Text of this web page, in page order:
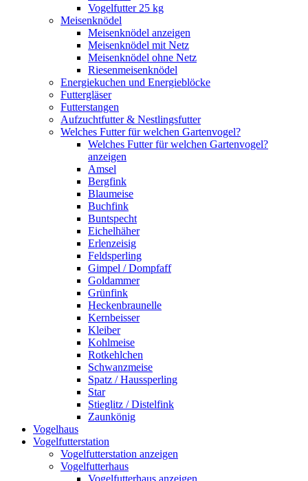
Vogelfutter 25 kg
Meisenknödel
Meisenknödel anzeigen
Meisenknödel mit Netz
Meisenknödel ohne Netz
Riesenmeisenknödel
Energiekuchen und Energieblöcke
Futtergläser
Futterstangen
Aufzuchtfutter & Nestlingsfutter
Welches Futter für welchen Gartenvogel?
Welches Futter für welchen Gartenvogel?
anzeigen
Amsel
Bergfink
Blaumeise
Buchfink
Buntspecht
Eichelhäher
Erlenzeisig
Feldsperling
Gimpel / Dompfaff
Goldammer
Grünfink
Heckenbraunelle
Kernbeisser
Kleiber
Kohlmeise
Rotkehlchen
Schwanzmeise
Spatz / Haussperling
Star
Stieglitz / Distelfink
Zaunkönig
Vogelhaus
Vogelfutterstation
Vogelfutterstation anzeigen
Vogelfutterhaus
Vogelfutterhaus anzeigen